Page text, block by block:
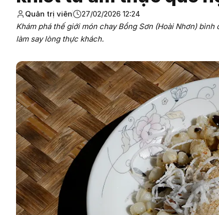
Quản trị viên
27/02/2026 12:24
Khám phá thế giới món chay Bồng Sơn (Hoài Nhơn)
làm say lòng thực khách.